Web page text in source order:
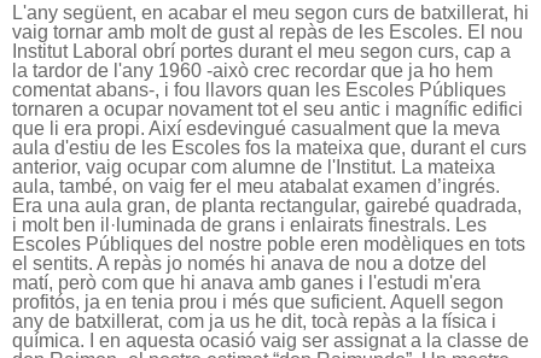
L'any següent, en acabar el meu segon curs de batxillerat, hi
vaig tornar amb molt de gust al repàs de les Escoles. El nou
Institut Laboral obrí portes durant el meu segon curs, cap a
la tardor de l'any 1960 -això crec recordar que ja ho hem
comentat abans-, i fou llavors quan les Escoles Públiques
tornaren a ocupar novament tot el seu antic i magnífic edifici
que li era propi. Així esdevingué casualment que la meva
aula d'estiu de les Escoles fos la mateixa que, durant el curs
anterior, vaig ocupar com alumne de l'Institut. La mateixa
aula, també, on vaig fer el meu atabalat examen d’ingrés.
Era una aula gran, de planta rectangular, gairebé quadrada,
i molt ben il·luminada de grans i enlairats finestrals. Les
Escoles Públiques del nostre poble eren modèliques en tots
el sentits. A repàs jo només hi anava de nou a dotze del
matí, però com que hi anava amb ganes i l'estudi m'era
profitós, ja en tenia prou i més que suficient. Aquell segon
any de batxillerat, com ja us he dit, tocà repàs a la física i
química. I en aquesta ocasió vaig ser assignat a la classe de